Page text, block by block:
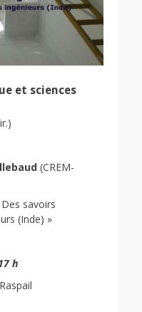
et sciences
(CREM-
savoirs
(Inde) »
h